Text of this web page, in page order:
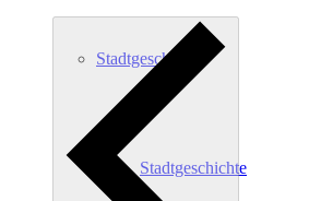
Stadtgeschichte
Stadtgeschichte